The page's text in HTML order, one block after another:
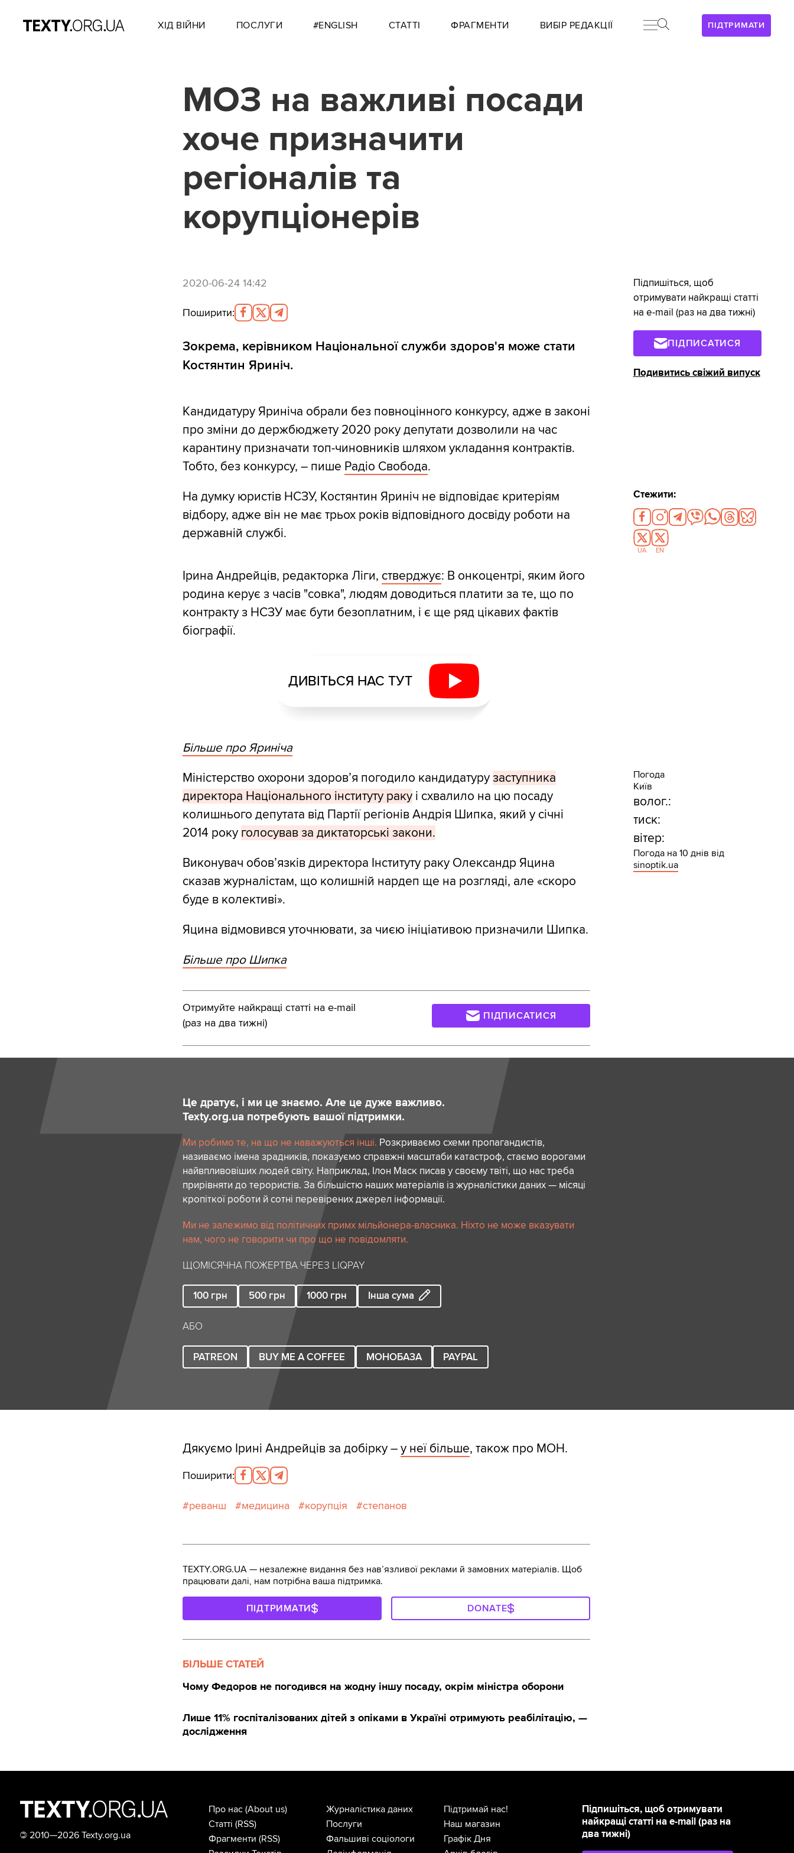
ПІДТРИМАТИ
ХІД ВІЙНИ ПОСЛУГИ #ENGLISH СТАТТІ ФРАГМЕНТИ ВИБІР РЕДАКЦІЇ
МОЗ на важливі посади
хоче призначити
регіоналів та
корупціонерів
2020-06-24 14:42
Поширити:
Зокрема, керівником Національної служби здоров'я може стати
Костянтин Яриніч.
Кандидатуру Яриніча обрали без повноцінного конкурсу, адже в законі
про зміни до держбюджету 2020 року депутати дозволили на час
карантину призначати топ-чиновників шляхом укладання контрактів.
Тобто, без конкурсу, – пише Радіо Свобода.
На думку юристів НСЗУ, Костянтин Яриніч не відповідає критеріям
відбору, адже він не має трьох років відповідного досвіду роботи на
державній службі.
Ірина Андрейців, редакторка Ліги, стверджує: В онкоцентрі, яким його
родина керує з часів "совка", людям доводиться платити за те, що по
контракту з НСЗУ має бути безоплатним, і є ще ряд цікавих фактів
біографії.
ДИВІТЬСЯ НАС ТУТ
Більше про Яриніча
Міністерство охорони здоровʼя погодило кандидатуру заступника
директора Національного інституту ракуі схвалило на цю посаду
колишнього депутата від Партії регіонів Андрія Шипка, який у січні
2014 року голосував за диктаторські закони.
Виконувач обовʼязків директора Інституту раку Олександр Яцина
сказав журналістам, що колишній нардеп ще на розгляді, але «скоро
буде в колективі».
Яцина відмовився уточнювати, за чиєю ініціативою призначили Шипка.
Більше про Шипка
Отримуйте найкращі статті на e-mail
(раз на два тижні)
ПІДПИСАТИСЯ
Це дратує, і ми це знаємо. Але це дуже важливо.
Texty.org.ua потребують вашої підтримки.
Ми робимо те, на що не наважуються інші. Розкриваємо схеми пропагандистів,
називаємо імена зрадників, показуємо справжні масштаби катастроф, стаємо ворогами
найвпливовіших людей світу. Наприклад, Ілон Маск писав у своєму твіті, що нас треба
прирівняти до терористів. За більшістю наших матеріалів із журналістики даних — місяці
кропіткої роботи й сотні перевірених джерел інформації.
Ми не залежимо від політичних примх мільйонера-власника. Ніхто не може вказувати
нам, чого не говорити чи про що не повідомляти.
ЩОМІСЯЧНА ПОЖЕРТВА ЧЕРЕЗ LIQPAY
100 грн 500 грн 1000 грн Інша сума
АБО
PATREON BUY ME A COFFEE МОНОБАЗА PAYPAL
Дякуємо Ірині Андрейців за добірку – у неї більше, також про МОН.
Поширити:
реванш медицина корупція степанов
Підпишіться, щоб
отримувати найкращі статті
на e-mail (раз на два тижні)
ПІДПИСАТИСЯ
Подивитись свіжий випуск
Стежити:
UA EN
Погода
Київ
волог.:
тиск:
вітер:
Погода на 10 днів від
sinoptik.ua
TEXTY.ORG.UA — незалежне видання без навʼязливої реклами й замовних матеріалів. Щоб
працювати далі, нам потрібна ваша підтримка.
ПІДТРИМАТИ DONATE
БІЛЬШЕ СТАТЕЙ
Чому Федоров не погодився на жодну іншу посаду, окрім міністра оборони
Лише 11% госпіталізованих дітей з опіками в Україні отримують реабілітацію, —
дослідження
© 2010—2026 Texty.org.ua
Підпишіться, щоб отримувати
найкращі статті на e-mail (раз на
два тижні)
Про нас (About us)
Статті (RSS)
Фрагменти (RSS)
Журналістика даних
Послуги
Фальшиві соціологи
Підтримай нас!
Наш магазин
Графік Дня